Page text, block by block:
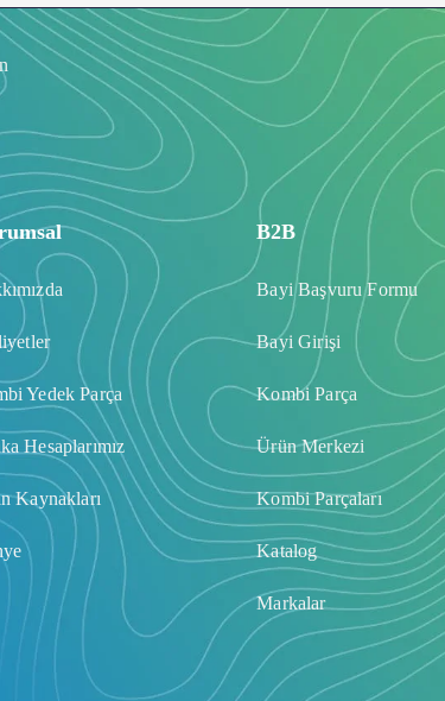
Yedek Parça
Hesaplarımız
Kaynakları
B2B
Bayi Başvuru Formu
Bayi Girişi
Kombi Parça
Ürün Merkezi
Kombi Parçaları
Katalog
Markalar